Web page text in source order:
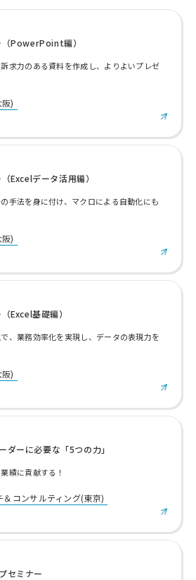
PowerPoint編）
訴求力のある資料を作成し、よりよいプレゼ
)
Excelデータ活用編）
手法を身に付け、マクロによる自動化にも
)
Excel基礎編）
で、業務効率化を実現し、データの表現力を
)
ダーに必要な「5つの力」
績に貢献する！
＆コンサルティング(東京)
セミナー